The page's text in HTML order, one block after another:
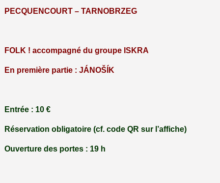
PECQUENCOURT – TARNOBRZEG
FOLK ! accompagné du groupe ISKRA
En première partie : JÁNOŠÍK
Entrée : 10 €
Réservation obligatoire (cf. code QR sur l’affiche)
Ouverture des portes : 19 h